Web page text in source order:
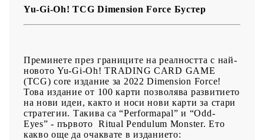
Yu-Gi-Oh! TCG Dimension Force Бустер
Преминете през границите на реалността с най-
новото Yu-Gi-Oh! TRADING CARD GAME
(TCG) core издание за 2022 Dimension Force!
Това издание от 100 карти позволява развитието
на нови идеи, както и носи нови карти за стари
стратегии. Такива са “Performapal” и “Odd-
Eyes” - първото Ritual Pendulum Monster. Ето
какво още да очаквате в изданието: